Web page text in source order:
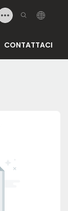
CONTATTACI